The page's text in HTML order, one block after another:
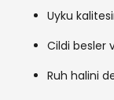
Uyku
Cildi besler
Ruh halini